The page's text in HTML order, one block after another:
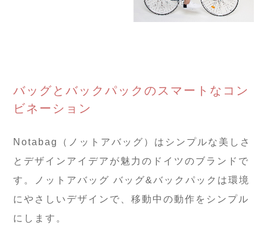
バッグとバックパックのスマートなコン
ビネーション
Notabag（ノットアバッグ）はシンプルな美しさ
とデザインアイデアが魅力のドイツのブランドで
す。ノットアバッグ バッグ&バックパックは環境
にやさしいデザインで、移動中の動作をシンプル
にします。